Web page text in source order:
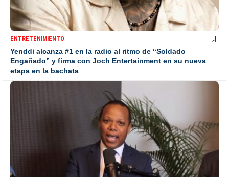
ENTRETENIMIENTO
Yenddi alcanza #1 en la radio al ritmo de “Soldado
Engañado” y firma con Joch Entertainment en su nueva
etapa en la bachata